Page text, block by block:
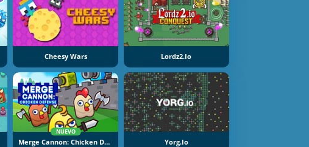
Cheesy Wars Lordz2.io
NUEVO
Merge Cannon: Chicken Defense Yorg.io